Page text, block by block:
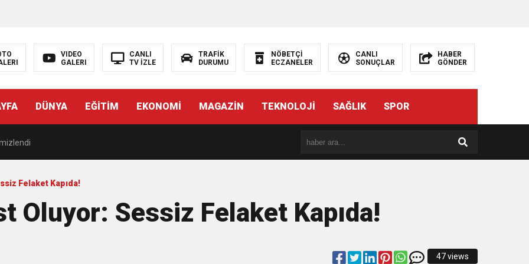
VIDEO
GALERI
CANLI
TV İZLE
TRAFİK
DURUMU
NÖBETÇİ
ECZANELER
CANLI
SONUÇLAR
HABER
GÖNDER
DÜNYA EĞİTİM EKONOMİ MAGAZİN TEKNOLOJİ SAĞLIK SPOR
FARKI
ÇOCUKLAR DA ŞEN ŞAKRAK
ALTYAPISINA GÜÇLÜ YATIRIM
Felaket Kapıda!
Oluyor: Sessiz Felaket Kapıda!
47 views